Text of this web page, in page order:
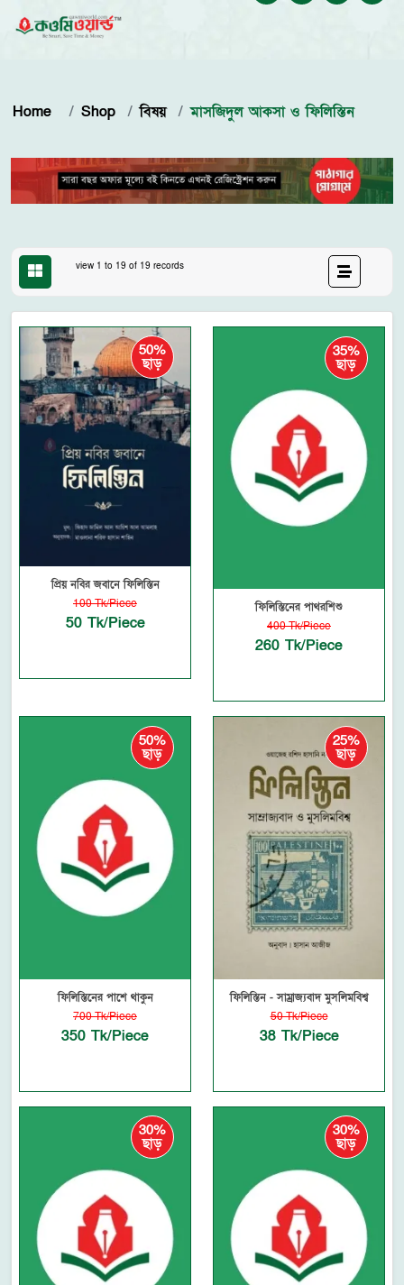
Home Shop বিষয় মাসজিদুল আকসা ও ফিলিস্তিন
view 1 to 19 of 19 records
50%
ছাড়
প্রিয় নবির জবানে ফিলিস্তিন
100 Tk/Piece
50 Tk/Piece
35%
ছাড়
ফিলিস্তিনের পাথরশিশু
400 Tk/Piece
260 Tk/Piece
50%
ছাড়
ফিলিস্তিনের পাশে থাকুন
700 Tk/Piece
350 Tk/Piece
25%
ছাড়
ফিলিস্তিন - সাম্রাজ্যবাদ মুসলিমবিশ্ব
50 Tk/Piece
38 Tk/Piece
30%
ছাড়
30%
ছাড়